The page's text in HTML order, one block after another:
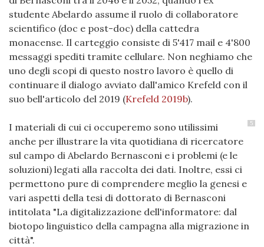
studente Abelardo assume il ruolo di collaboratore
scientifico (doc e post-doc) della cattedra
monacense. Il carteggio consiste di 5'417 mail e 4'800
messaggi spediti tramite cellulare. Non neghiamo che
uno degli scopi di questo nostro lavoro è quello di
continuare il dialogo avviato dall'amico Krefeld con il
suo bell'articolo del 2019 (Krefeld 2019b).
5
I materiali di cui ci occuperemo sono utilissimi
anche per illustrare la vita quotidiana di ricercatore
sul campo di Abelardo Bernasconi e i problemi (e le
soluzioni) legati alla raccolta dei dati. Inoltre, essi ci
permettono pure di comprendere meglio la genesi e
vari aspetti della tesi di dottorato di Bernasconi
intitolata "La digitalizzazione dell'informatore: dal
biotopo linguistico della campagna alla migrazione in
città".